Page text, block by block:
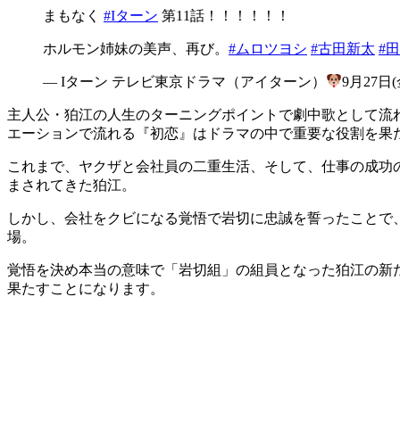
まもなく #Iターン 第11話！！！！！！
ホルモン姉妹の美声、再び。 #ムロツヨシ #古田新太 #
— Iターン テレビ東京ドラマ（アイターン） 9月27日
主人公・狛江の人生のターニングポイントで劇中歌として
エーションで流れる『初恋』はドラマの中で重要な役割を果
これまで、ヤクザと会社員の二重生活、そして、仕事の成
まされてきた狛江。
しかし、会社をクビになる覚悟で岩切に忠誠を誓ったこと
場。
覚悟を決め本当の意味で「岩切組」の組員となった狛江の
果たすことになります。